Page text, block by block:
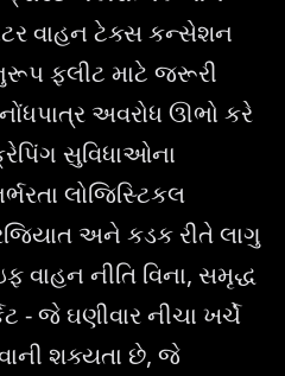
વાહન ટેક્સ કન્સેશન
ફ્લીટ માટે જરૂરી
અવરોધ ઊભો કરે
સુવિધાઓના
લોજિસ્ટિકલ
અને કડક રીતે લાગુ
નીતિ વિના, સમૃદ્ધ
- જે ઘણીવાર નીચા ખર્ચે
શક્યતા છે, જે